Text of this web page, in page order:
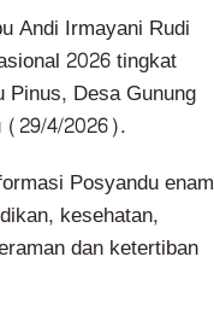
Andi Irmayani Rudi
2026 tingkat
Desa Gunung
(29/4/2026).
Posyandu enam
kesehatan,
dan ketertiban